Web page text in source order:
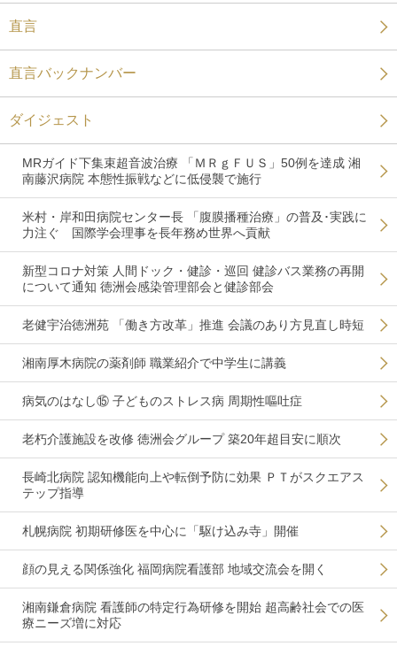
直言
直言バックナンバー
ダイジェスト
MRガイド下集束超音波治療 「ＭＲｇＦＵＳ」50例を達成 湘
南藤沢病院 本態性振戦などに低侵襲で施行
米村・岸和田病院センター長 「腹膜播種治療」の普及･実践に
力注ぐ 国際学会理事を長年務め世界へ貢献
新型コロナ対策 人間ドック・健診・巡回 健診バス業務の再開
について通知 徳洲会感染管理部会と健診部会
老健宇治徳洲苑 「働き方改革」推進 会議のあり方見直し時短
湘南厚木病院の薬剤師 職業紹介で中学生に講義
病気のはなし⑮ 子どものストレス病 周期性嘔吐症
老朽介護施設を改修 徳洲会グループ 築20年超目安に順次
長崎北病院 認知機能向上や転倒予防に効果 ＰＴがスクエアス
テップ指導
札幌病院 初期研修医を中心に「駆け込み寺」開催
顔の見える関係強化 福岡病院看護部 地域交流会を開く
湘南鎌倉病院 看護師の特定行為研修を開始 超高齢社会での医
療ニーズ増に対応